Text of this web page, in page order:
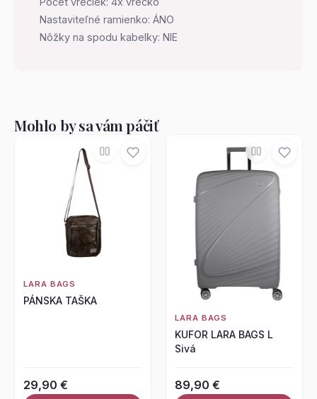
Nastaviteľné ramienko: ÁNO
Nôžky na spodu kabelky: NIE
Mohlo by sa vám páčiť
LARA BAGS
PÁNSKA TAŠKA
29,90 €
LARA BAGS
KUFOR LARA BAGS L
Sivá
89,90 €